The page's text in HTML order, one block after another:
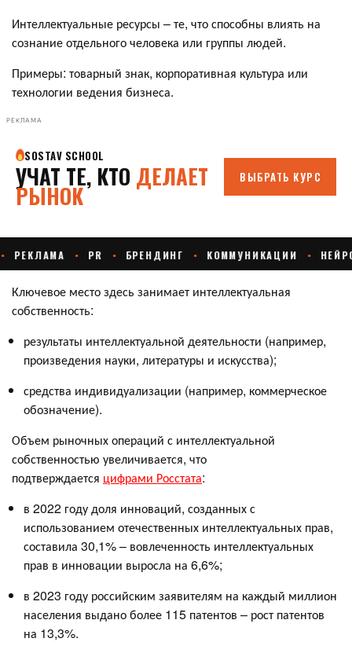
Интеллектуальные ресурсы – те, что способны влиять на
сознание отдельного человека или группы людей.
Примеры: товарный знак, корпоративная культура или
технологии ведения бизнеса.
РЕКЛАМА
Ключевое место здесь занимает интеллектуальная
собственность:
результаты интеллектуальной деятельности (например,
произведения науки, литературы и искусства);
средства индивидуализации (например, коммерческое
обозначение).
Объем рыночных операций с интеллектуальной
собственностью увеличивается, что
подтверждается цифрами Росстата:
в 2022 году доля инноваций, созданных с
использованием отечественных интеллектуальных прав,
составила 30,1% – вовлеченность интеллектуальных
прав в инновации выросла на 6,6%;
в 2023 году российским заявителям на каждый миллион
населения выдано более 115 патентов – рост патентов
на 13,3%.